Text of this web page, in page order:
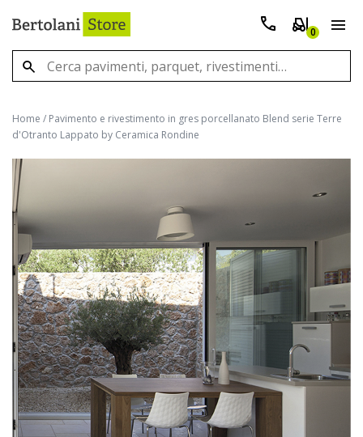
0
Home / Pavimento e rivestimento in gres porcellanato Blend serie Terre
d'Otranto Lappato by Ceramica Rondine